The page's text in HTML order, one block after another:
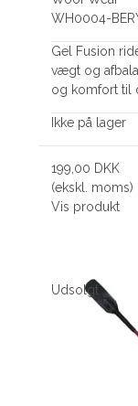
WH0004-
Gel Fusion
vægt og
og komfort til
Ikke på lager
199,00 DKK
(ekskl. moms)
Vis produkt
Udsolgt